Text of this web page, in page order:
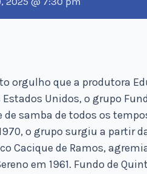
orgulho que a produtora
Unidos, o grupo
samba de todos os
o grupo surgiu a partir
Cacique de Ramos,
em 1961. Fundo de